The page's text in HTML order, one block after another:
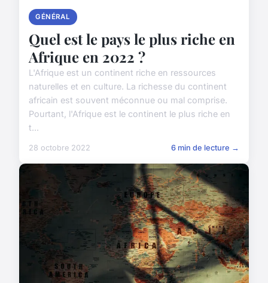
GÉNÉRAL
Quel est le pays le plus riche en
Afrique en 2022 ?
L'Afrique est un continent riche en ressources
naturelles et en culture. La richesse du continent
africain est souvent méconnue ou mal comprise.
Pourtant, l'Afrique est le continent le plus riche en
t...
28 octobre 2022 6 min de lecture →